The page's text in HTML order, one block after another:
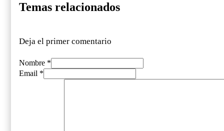
Temas relacionados
Deja el primer comentario
Nombre *
Email *